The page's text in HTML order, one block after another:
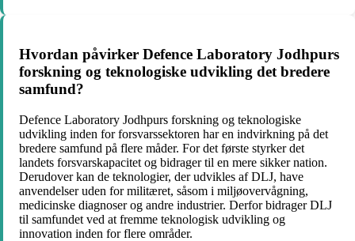
Hvordan påvirker Defence Laboratory Jodhpurs
forskning og teknologiske udvikling det bredere
samfund?
Defence Laboratory Jodhpurs forskning og teknologiske
udvikling inden for forsvarssektoren har en indvirkning på det
bredere samfund på flere måder. For det første styrker det
landets forsvarskapacitet og bidrager til en mere sikker nation.
Derudover kan de teknologier, der udvikles af DLJ, have
anvendelser uden for militæret, såsom i miljøovervågning,
medicinske diagnoser og andre industrier. Derfor bidrager DLJ
til samfundet ved at fremme teknologisk udvikling og
innovation inden for flere områder.